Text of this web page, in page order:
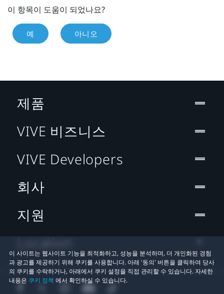
이 항목이 도움이 되었나요?
예 아니오
이 사이트는 웹사이트 기능을 최적화하고, 성능을 분석하며, 더 개인화된 경험
과 광고를 제공하기 위해 쿠키를 사용합니다. 아래 '동의' 버튼을 클릭하여 당사
의 쿠키를 수락하거나, 아래에서 쿠키 설정을 직접 관리할 수 있습니다. 자세한
내용은 쿠키 정책 에서 확인하실 수 있습니다.
제품
VIVE 비즈니스
VIVE Developers
회사
지원
Location